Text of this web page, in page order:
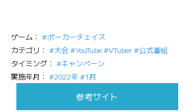
ゲーム： #ポーカーチェイス
カテゴリ： #大会#YouTube#VTuber#公式番組
タイミング： #キャンペーン
実施年月： #2022年#1月
参考サイト